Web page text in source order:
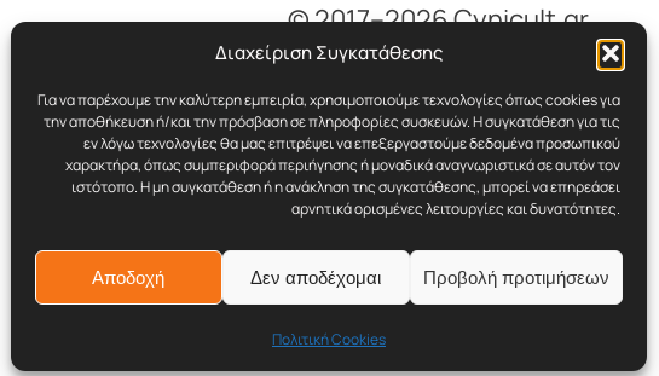
Διαχείριση Συγκατάθεσης
Για να παρέχουμε την καλύτερη εμπειρία, χρησιμοποιούμε τεχνολογίες όπως cookies για
την αποθήκευση ή/και την πρόσβαση σε πληροφορίες συσκευών. Η συγκατάθεση για τις
εν λόγω τεχνολογίες θα μας επιτρέψει να επεξεργαστούμε δεδομένα προσωπικού
χαρακτήρα, όπως συμπεριφορά περιήγησης ή μοναδικά αναγνωριστικά σε αυτόν τον
ιστότοπο. Η μη συγκατάθεση ή η ανάκληση της συγκατάθεσης, μπορεί να επηρεάσει
αρνητικά ορισμένες λειτουργίες και δυνατότητες.
Αποδοχή Δεν αποδέχομαι Προβολή προτιμήσεων
Πολιτική Cookies
© 2017–2026 Cynicult.gr
Σχεδιασμένο με τοWordPress